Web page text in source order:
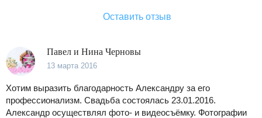
Оставить отзыв
Павел и Нина Черновы
13 марта 2016
Хотим выразить благодарность Александру за его
профессионализм. Свадьба состоялась 23.01.2016.
Александр осуществлял фото- и видеосъёмку. Фотографии